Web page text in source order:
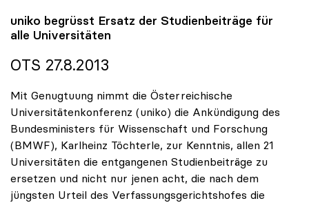
uniko begrüsst Ersatz der Studienbeiträge für
alle Universitäten
OTS 27.8.2013
Mit Genugtuung nimmt die Österreichische
Universitätenkonferenz (uniko) die Ankündigung des
Bundesministers für Wissenschaft und Forschung
(BMWF), Karlheinz Töchterle, zur Kenntnis, allen 21
Universitäten die entgangenen Studienbeiträge zu
ersetzen und nicht nur jenen acht, die nach dem
jüngsten Urteil des Verfassungsgerichtshofes die